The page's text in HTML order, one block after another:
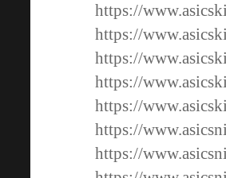
https://
https://
https://
https://
https://
https://
https://